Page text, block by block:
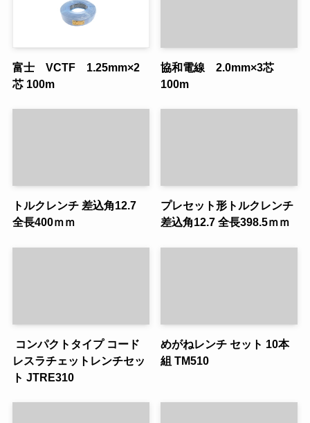
富士 VCTF 1.25mm×2
芯 100m
協和電線 2.0mm×3芯
100m
トルクレンチ 差込角12.7
全長400ｍｍ
プレセット形トルクレンチ
差込角12.7 全長398.5ｍｍ
コンパクトタイプ コード
レスラチェットレンチセッ
ト JTRE310
めがねレンチ セット 10本
組 TM510